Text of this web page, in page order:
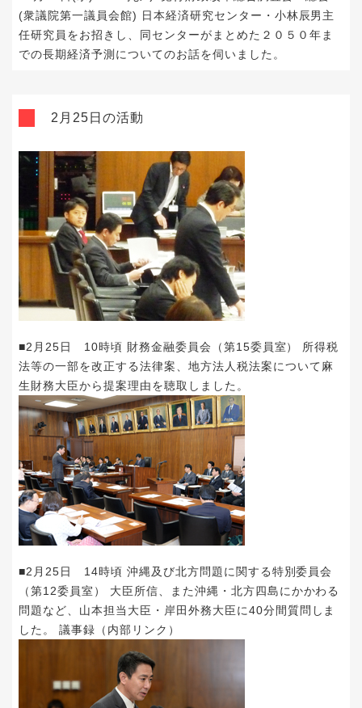
(衆議院第一議員会館) 日本経済研究センター・小林辰男主
任研究員をお招きし、同センターがまとめた ２０５０年ま
での長期経済予測 についてのお話を伺いました。
2月25日の活動
■2月25日 10時頃 財務金融委員会（第15委員室） 所得税
法等の一部を改正する法律案、地方法人税法案について麻
生財務大臣から提案理由を聴取しました。
■2月25日 14時頃 沖縄及び北方問題に関する特別委員会
（第12委員室） 大臣所信、また沖縄・北方四島にかかわる
問題など、山本担当大臣・岸田外務大臣に40分間質問しま
した。 議事録（内部リンク）